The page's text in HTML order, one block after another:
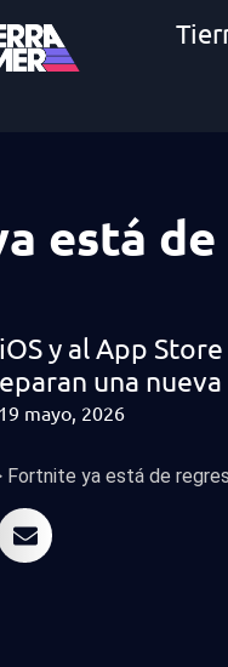
está
y al App
una
19 mayo, 2026
Fortnite ya está de